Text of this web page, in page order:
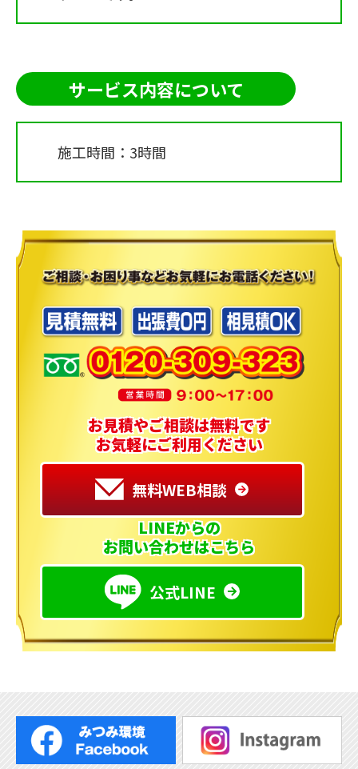
サービス内容について
施工時間：3時間
お見積やご相談は無料です
お気軽にご利用ください
無料WEB相談
LINEからの
お問い合わせはこちら
公式LINE